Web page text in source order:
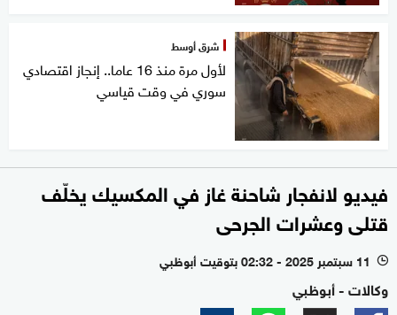
شرق أوسط
لأول مرة منذ 16 عاما.. إنجاز اقتصادي
سوري في وقت قياسي
فيديو لانفجار شاحنة غاز في المكسيك يخلّف
قتلى وعشرات الجرحى
l 11 سبتمبر 2025 - 02:32 بتوقيت أبوظبي
وكالات - أبوظبي